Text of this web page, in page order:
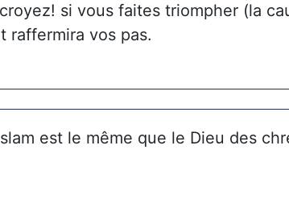
si vous faites triompher (la
raffermira vos pas.
est le même que le Dieu des